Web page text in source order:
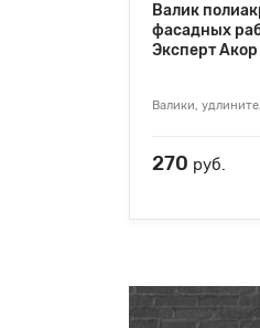
Валик
фасадных
Эксперт Акор
Валики,
270 руб.